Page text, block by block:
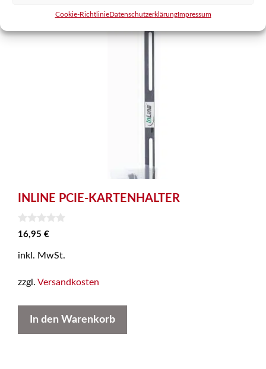
Cookie-RichtlinieDatenschutzerklärungImpressum
INLINE PCIE-KARTENHALTER
0
v
n
16,95 €
inkl. MwSt.
zzgl. Versandkosten
In den Warenkorb